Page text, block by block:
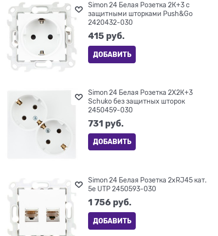
Simon 24 Белая Розетка 2К+3 с
защитными шторками Push&Go
2420432-030
415 руб.
ДОБАВИТЬ
Simon 24 Белая Розетка 2Х2К+3
Sсhuko без защитных шторок
2450459-030
731 руб.
ДОБАВИТЬ
Simon 24 Белая Розетка 2хRJ45 кат.
5е UTP 2450593-030
1 756 руб.
ДОБАВИТЬ